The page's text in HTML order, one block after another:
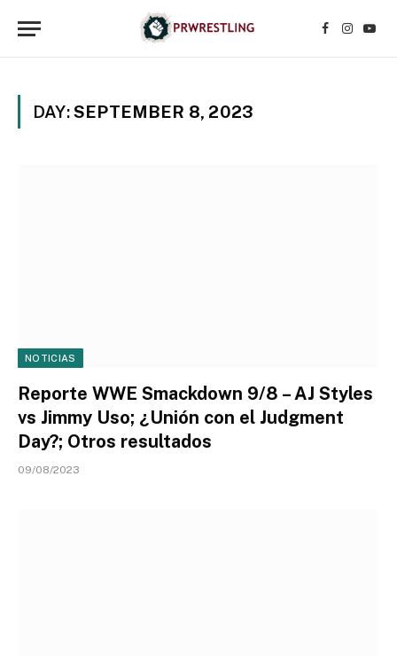
Facebook
DAY:SEPTEMBER 8, 2023
NOTICIAS
Reporte WWE Smackdown 9/8 – AJ Styles
vs Jimmy Uso; ¿Unión con el Judgment
Day?; Otros resultados
09/08/2023